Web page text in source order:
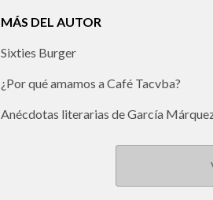
MÁS DEL AUTOR
Sixties Burger
¿Por qué amamos a Café Tacvba?
Anécdotas literarias de García